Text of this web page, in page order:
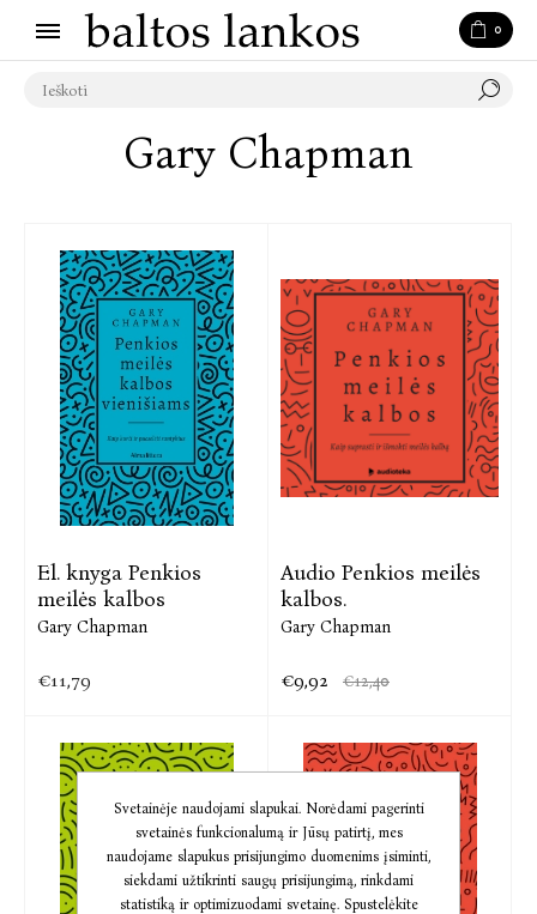
0
Gary Chapman
El. knyga Penkios
meilės kalbos
Gary Chapman
€11,79
Audio Penkios meilės
kalbos.
Gary Chapman
€9,92 €12,40
Svetainėje naudojami slapukai. Norėdami pagerinti
svetainės funkcionalumą ir Jūsų patirtį, mes
naudojame slapukus prisijungimo duomenims įsiminti,
siekdami užtikrinti saugų prisijungimą, rinkdami
statistiką ir optimizuodami svetainę. Spustelėkite